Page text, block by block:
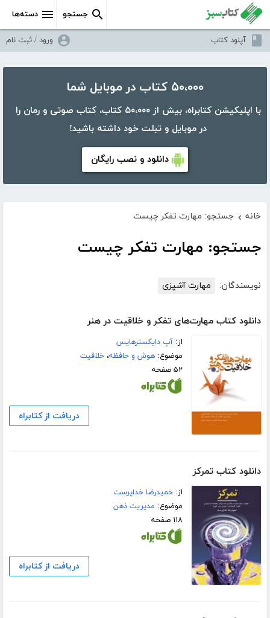
دسته‌ها جستجو
آپلود کتاب ورود / ثبت نام
۵۰،۰۰۰ کتاب در موبایل شما
با اپلیکیشن کتابراه، بیش از ۵۰،۰۰۰ کتاب، کتاب صوتی و رمان را
در موبایل و تبلت خود داشته باشید!
دانلود و نصب رایگان
خانه › جستجو: مهارت تفکر چیست
جستجو: مهارت تفکر چیست
نویسندگان: مهارت آشپزی
دانلود کتاب مهارت‌های تفکر و خلاقیت در هنر
از:آپ دایکسترهایس
موضوع:هوش و حافظه،خلاقیت
۵۲ صفحه
دریافت از کتابراه
دانلود کتاب تمرکز
از:حمیدرضا خداپرست
موضوع: مدیریت ذهن
۱۱۸ صفحه
دریافت از کتابراه